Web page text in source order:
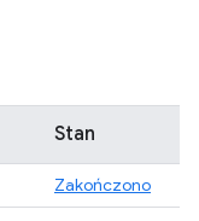
Stan
Zakończono